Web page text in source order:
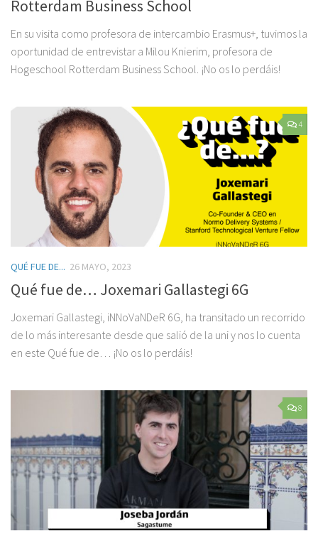
Rotterdam Business School
En su visita como profesora de intercambio Erasmus+, tuvimos la
oportunidad de entrevistar a Milou Knierim, profesora de
Hogeschool Rotterdam Business School. ¡No os lo perdáis!
4
QUÉ FUE DE... 26 MAYO, 2023
Qué fue de… Joxemari Gallastegi 6G
Joxemari Gallastegi, iNNoVaNDeR 6G, ha transitado un recorrido
de lo más interesante desde que salió de la uni y nos lo cuenta
en este Qué fue de… ¡No os lo perdáis!
8